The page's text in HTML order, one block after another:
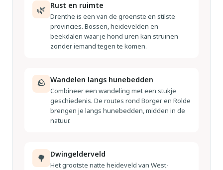
🌿 Rust en ruimte
Drenthe is een van de groenste en stilste
provincies. Bossen, heidevelden en
beekdalen waar je hond uren kan struinen
zonder iemand tegen te komen.
🪨 Wandelen langs hunebedden
Combineer een wandeling met een stukje
geschiedenis. De routes rond Borger en Rolde
brengen je langs hunebedden, midden in de
natuur.
🌳 Dwingelderveld
Het grootste natte heideveld van West-